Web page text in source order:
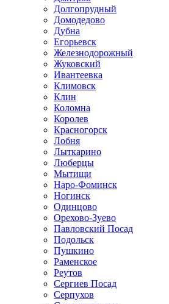
Долгопрудный
Домодедово
Дубна
Егорьевск
Железнодорожный
Жуковский
Ивантеевка
Климовск
Клин
Коломна
Королев
Красногорск
Лобня
Лыткарино
Люберцы
Мытищи
Наро-Фоминск
Ногинск
Одинцово
Орехово-Зуево
Павловский Посад
Подольск
Пушкино
Раменское
Реутов
Сергиев Посад
Серпухов